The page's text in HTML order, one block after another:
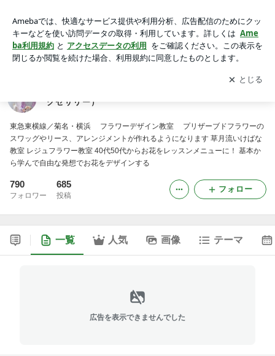
リー）
アプリをダウンロードして ブログの更新通知
を受け取りまし
ょう。
開く
クセサリー）
東急東横線／菊名・横浜 フラワーデザイン教室 プリザーブドフラワーの
スワッグやリース、アレンジメントが作れるようになります 草月流いけばな
教室 レジュフラワー教室 40代50代からお花をレッスンメニューに！ 基本か
ら学んで自由な発想でお花をデザインする
790
フォロワー
685
投稿
フォロー
一覧 人気 画像 テーマ
広告を表示できませんでした